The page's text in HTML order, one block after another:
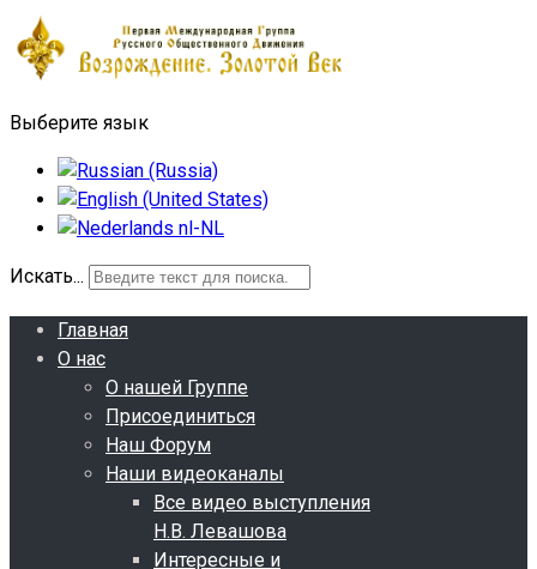
Выберите язык
Искать...
Главная
О нас
О нашей Группе
Присоединиться
Наш Форум
Наши видеоканалы
Все видео выступления
Н.В. Левашова
Интересные и